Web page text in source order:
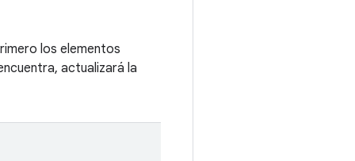
los elementos
actualizará la